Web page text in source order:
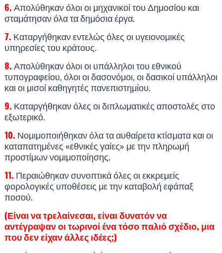
6.Απολύθηκαν όλοι οι μηχανικοί του Δημοσίου και
σταμάτησαν όλα τα δημόσια έργα.
7. Καταργήθηκαν εντελώς όλες οι υγειονομικές
υπηρεσίες του κράτους.
8.Απολύθηκαν όλοι οι υπάλληλοι του εθνικού
τυπογραφείου, όλοι οι δασονόμοι, οι δασικοί υπάλληλοι
και οι μισοί καθηγητές πανεπιστημίου.
9. Καταργήθηκαν όλες οι διπλωματικές αποστολές στο
εξωτερικό.
10. Νομιμοποιήθηκαν όλα τα αυθαίρετα κτίσματα και οι
καταπατημένες «εθνικές γαίες» με την πληρωμή
προστίμων νομιμοποίησης.
11. Περαιώθηκαν συνοπτικά όλες οι εκκρεμείς
φορολογικές υποθέσεις με την καταβολή εφάπαξ
ποσού.
(Είναι να τρελαίνεσαι, είναι δυνατόν να
αντέγραψαν οι τωρινοί ένα τόσο παλιό σχέδιο, μια
που δεν είχαν άλλες ιδέες;)